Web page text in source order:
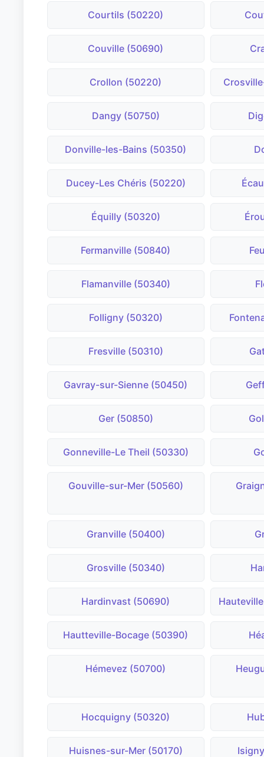
Courtils (50220)
Couville (50690)
Crollon (50220)
Dangy (50750)
Donville-les-Bains (50350)
Ducey-Les Chéris (50220)
Équilly (50320)
Fermanville (50840)
Flamanville (50340)
Folligny (50320)
Fresville (50310)
Gavray-sur-Sienne (50450)
Ger (50850)
Gonneville-Le Theil (50330)
Gouville-sur-Mer (50560)
Granville (50400)
Grosville (50340)
Hardinvast (50690)
Hautteville-Bocage (50390)
Hémevez (50700)
Hocquigny (50320)
Huisnes-sur-Mer (50170)